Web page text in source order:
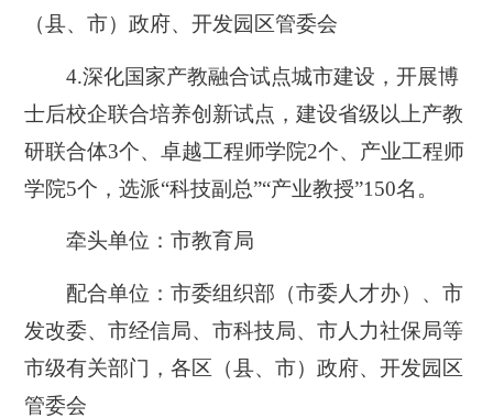
（县、市）政府、开发园区管委会
4.深化国家产教融合试点城市建设，开展博
士后校企联合培养创新试点，建设省级以上产教
研联合体3个、卓越工程师学院2个、产业工程师
学院5个，选派“科技副总”“产业教授”150名。
牵头单位：市教育局
配合单位：市委组织部（市委人才办）、市
发改委、市经信局、市科技局、市人力社保局等
市级有关部门，各区（县、市）政府、开发园区
管委会